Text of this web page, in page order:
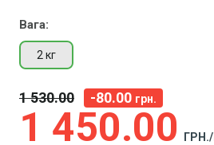
Вага:
2 кг
1 530 00 -80.00 грн.
1 450 00